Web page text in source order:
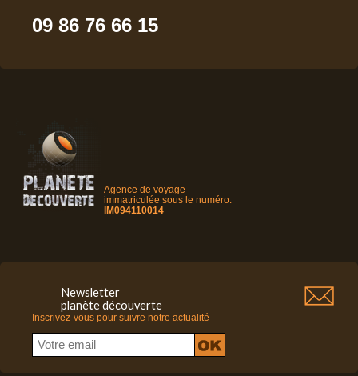
09 86 76 66 15
Agence de voyage
immatriculée sous le numéro:
IM094110014
Newsletter
planète découverte
Inscrivez-vous pour suivre notre actualité